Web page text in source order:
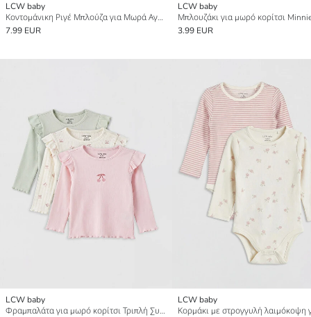
LCW baby
Κοντομάνικη Ριγέ Μπλούζα για Μωρά Αγόρια με Στρογγυλή Λαιμόκοψη 2 Πακέτα
7.99 EUR
LCW baby
3.99 EUR
LCW baby
Φραμπαλάτα για μωρό κορίτσι Τριπλή Συσκευασία Μπλουζάκια
LCW baby